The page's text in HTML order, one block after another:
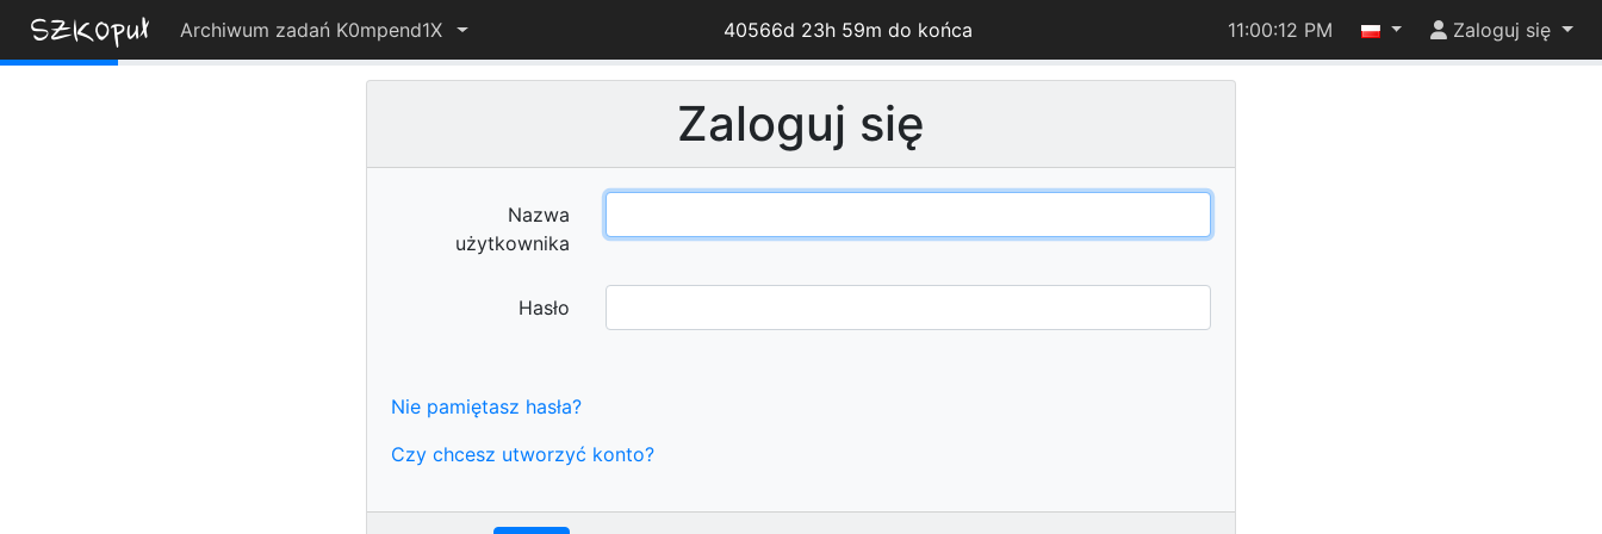
Archiwum zadań K0mpend1X 40566d 23h 59m do końca
7%
11:00:12 PM Zaloguj się
Zaloguj się
Nazwa
użytkownika
Hasło
Nie pamiętasz hasła?
Czy chcesz utworzyć konto?